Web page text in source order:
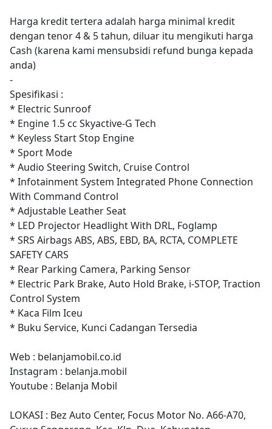
Harga kredit tertera adalah harga minimal kredit
dengan tenor 4 & 5 tahun, diluar itu mengikuti harga
Cash (karena kami mensubsidi refund bunga kepada
anda)
-
Spesifikasi :
* Electric Sunroof
* Engine 1.5 cc Skyactive-G Tech
* Keyless Start Stop Engine
* Sport Mode
* Audio Steering Switch, Cruise Control
* Infotainment System Integrated Phone Connection
With Command Control
* Adjustable Leather Seat
* LED Projector Headlight With DRL, Foglamp
* SRS Airbags ABS, ABS, EBD, BA, RCTA, COMPLETE
SAFETY CARS
* Rear Parking Camera, Parking Sensor
* Electric Park Brake, Auto Hold Brake, i-STOP, Traction
Control System
* Kaca Film Iceu
* Buku Service, Kunci Cadangan Tersedia
Web : belanjamobil.co.id
Instagram : belanja.mobil
Youtube : Belanja Mobil
LOKASI : Bez Auto Center, Focus Motor No. A66-A70,